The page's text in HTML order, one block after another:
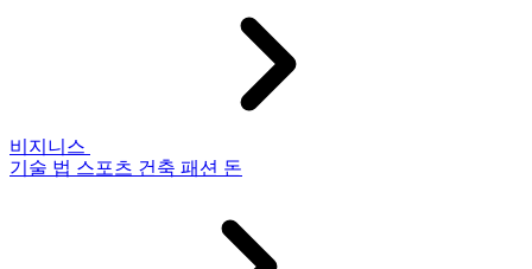
비지니스
기술 법 스포츠 건축 패션 돈